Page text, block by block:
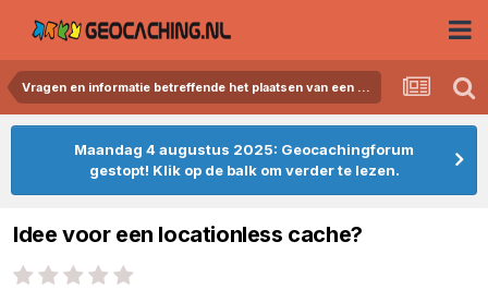
Vragen en informatie betreffende het plaatsen van een cache
Maandag 4 augustus 2025: Geocachingforum
gestopt! Klik op de balk om verder te lezen.
Idee voor een locationless cache?